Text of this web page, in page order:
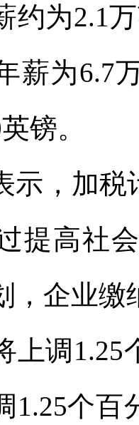
约为2.1
薪为6.7
镑。
，加税
提高社
，企业
上调1.25
1.25个